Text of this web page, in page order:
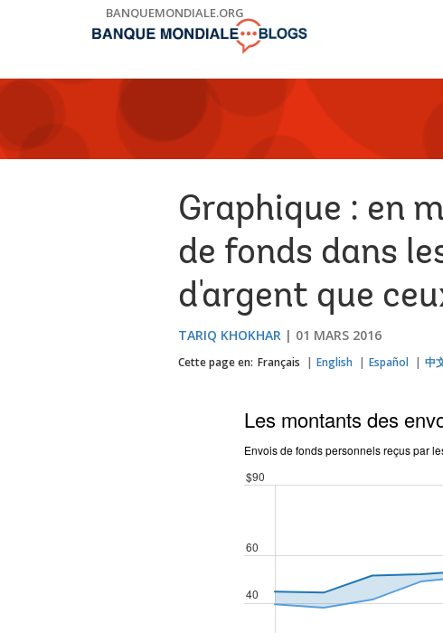
BANQUEMONDIALE.ORG
Graphique : en
de fonds dans
d'argent que
TARIQ KHOKHAR 01 MARS 2016
Cette page en: Français English Español 中